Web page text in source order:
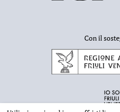
Con il